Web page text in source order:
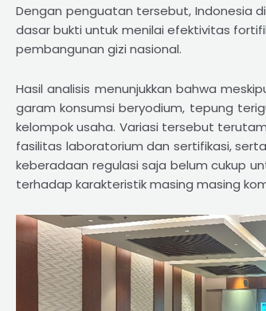
Dengan penguatan tersebut, Indonesia
dasar bukti untuk menilai efektivitas
pembangunan gizi nasional.
Hasil analisis menunjukkan bahwa
garam konsumsi beryodium, tepung
kelompok usaha. Variasi tersebut
fasilitas laboratorium dan sertifikasi,
keberadaan regulasi saja belum cukup
terhadap karakteristik masing masing